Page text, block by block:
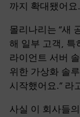
까지 확대됐어요.
몰리나리는 “새
해 일부 고객, 특
라이언트 서버
위한 가상화 솔
시작했어요.” 라
사실 이 회사들